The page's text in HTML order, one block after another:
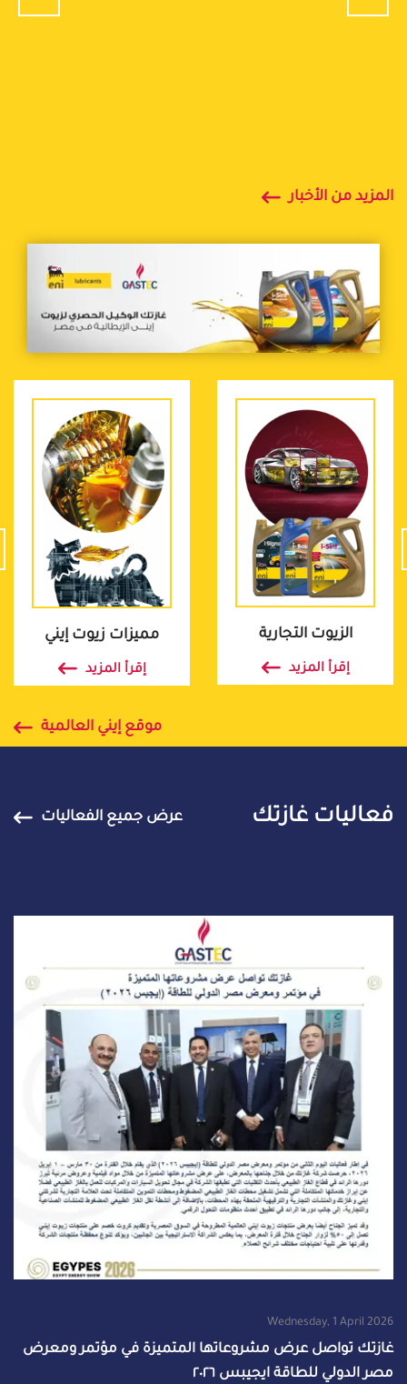
المزيد من الأخبار
مميزات زيوت إيني
إقرأ المزيد
الزيوت التجارية
إقرأ المزيد
موقع إيني العالمية
فعاليات غازتك عرض جميع الفعاليات
Wednesday, 1 April 2026
غازتك تواصل عرض مشروعاتها المتميزة في مؤتمر ومعرض
مصر الدولي للطاقة ايجيبس ٢٠٢٦